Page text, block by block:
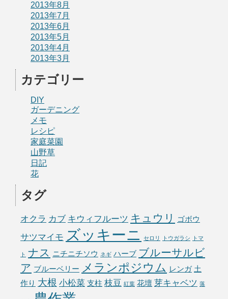
2013年8月
2013年7月
2013年6月
2013年5月
2013年4月
2013年3月
カテゴリー
DIY
ガーデニング
メモ
レシピ
家庭菜園
山野草
日記
花
タグ
オクラ カブ キウィフルーツ キュウリ ゴボウ
サツマイモ ズッキーニ セロリ トウガラシ トマ
ト ナス ニチニチソウ ネギ ハーブ ブルーサルビ
ア ブルーベリー メランポジウム レンガ 土
作り 大根 小松菜 支柱 枝豆 紅葉 花壇 芽キャベツ 落